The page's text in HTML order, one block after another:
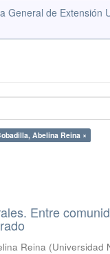
General de Extensión
Abelina Reina ×
Entre
Reina (Universidad